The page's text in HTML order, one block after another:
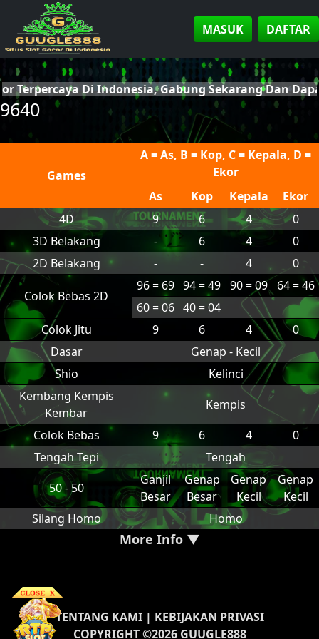
MASUK DAFTAR
Di Indonesia, Gabung Sekarang Dan
9640
Games
A = As, B = Kop, C = Kepala, D =
Ekor
As
Kop Kepala
Ekor
4D
9 6 4
0
3D Belakang
- 6 4
0
2D Belakang
- - 4 0
Colok Bebas 2D
96 = 69 94 = 49 90 = 09
64 = 46
60 = 06 40 = 04
Colok Jitu
9 6 4
0
Dasar
Genap - Kecil
Shio
Kelinci
Kembang Kempis
Kembar
Kempis
Colok Bebas
9 6 4
0
Tengah Tepi
Tengah
50 - 50
Ganjil
Besar
Genap
Besar
Genap
Kecil
Genap
Kecil
Silang Homo
Homo
More Info ▼
TENTANG KAMI| KEBIJAKAN PRIVASI
COPYRIGHT ©2026 GUUGLE888